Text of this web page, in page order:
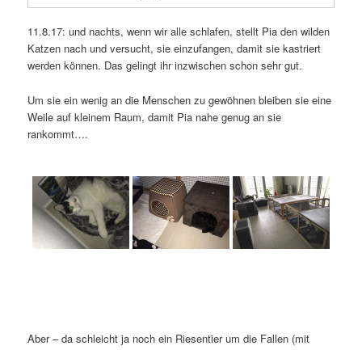
11.8.17: und nachts, wenn wir alle schlafen, stellt Pia den wilden
Katzen nach und versucht, sie einzufangen, damit sie kastriert
werden können. Das gelingt ihr inzwischen schon sehr gut.
Um sie ein wenig an die Menschen zu gewöhnen bleiben sie eine
Weile auf kleinem Raum, damit Pia nahe genug an sie
rankommt….
Aber – da schleicht ja noch ein Riesentier um die Fallen (mit